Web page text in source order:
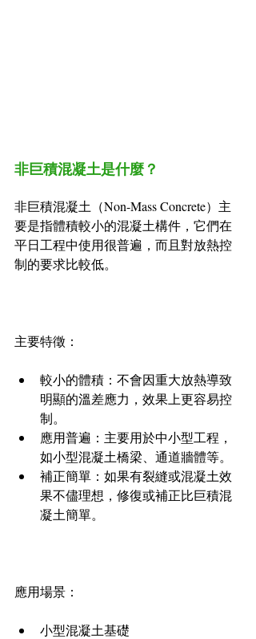
非巨積混凝土是什麼？
非巨積混凝土（Non-Mass Concrete）主
要是指體積較小的混凝土構件，它們在
平日工程中使用很普遍，而且對放熱控
制的要求比較低。
主要特徵：
較小的體積：不會因重大放熱導致
明顯的溫差應力，效果上更容易控
制。
應用普遍：主要用於中小型工程，
如小型混凝土橋梁、通道牆體等。
補正簡單：如果有裂縫或混凝土效
果不儘理想，修復或補正比巨積混
凝土簡單。
應用場景：
小型混凝土基礎